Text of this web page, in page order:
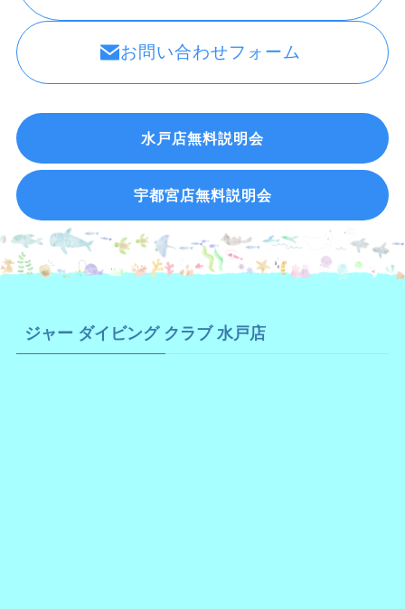
お問い合わせフォーム
水戸店無料説明会
宇都宮店無料説明会
ジャー ダイビング クラブ 水戸店